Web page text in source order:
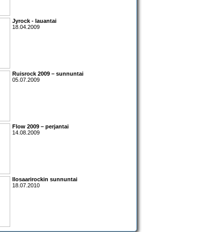
Jyrock - lauantai
18.04.2009
Ruisrock 2009 – sunnuntai
05.07.2009
Flow 2009 – perjantai
14.08.2009
Ilosaarirockin sunnuntai
18.07.2010